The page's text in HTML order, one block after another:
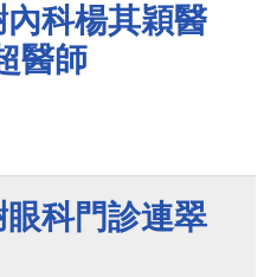
科楊其穎醫
醫師
科門診連翠